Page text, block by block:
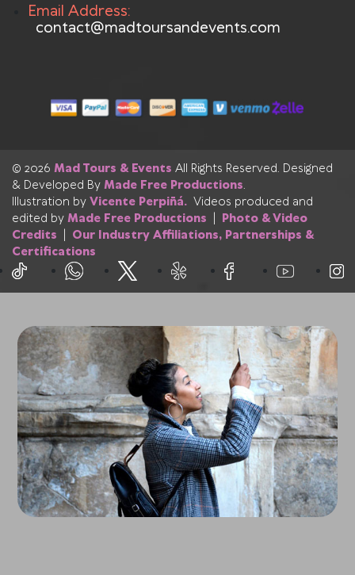
Email Address:
contact@madtoursandevents.com
© 2026 Mad Tours & Events All Rights Reserved. Designed
& Developed By Made Free Productions.
Illustration by Vicente Perpiñá. Videos produced and
edited by Made Free Productions
Photo & Video
Credits
Our Industry Affiliations, Partnerships &
Certifications